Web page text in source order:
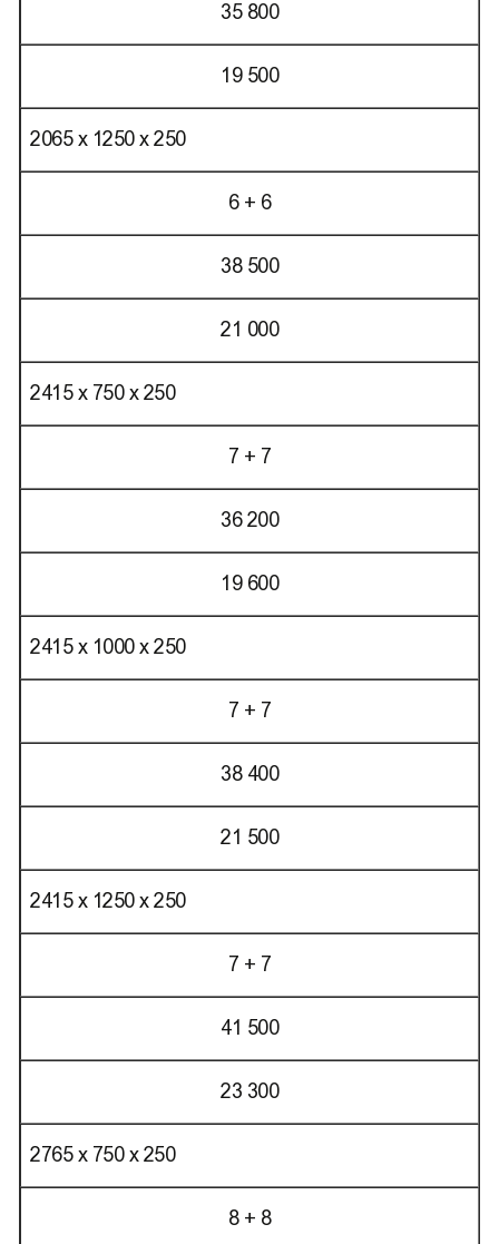
35 800
19 500
2065 х 1250 х 250
6 + 6
38 500
21 000
2415 х 750 х 250
7 + 7
36 200
19 600
2415 х 1000 х 250
7 + 7
38 400
21 500
2415 х 1250 х 250
7 + 7
41 500
23 300
2765 х 750 х 250
8 + 8